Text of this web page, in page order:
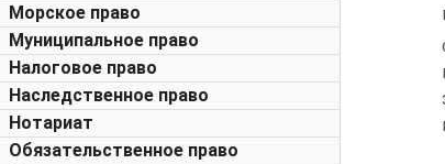
Морское право
Муниципальное право
Налоговое право
Наследственное право
Нотариат
Обязательственное право